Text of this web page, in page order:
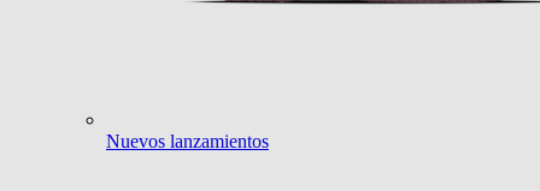
Nuevos lanzamientos